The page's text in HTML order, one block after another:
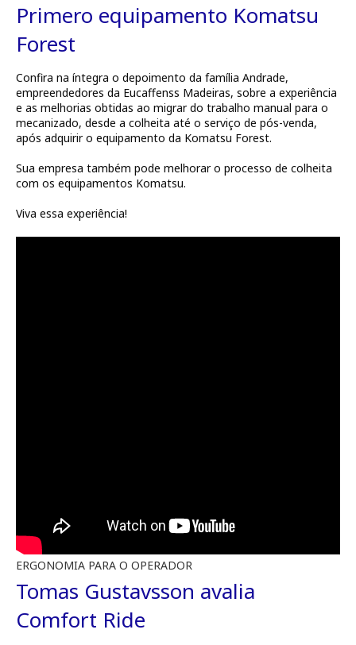
Primero equipamento Komatsu
Forest
Confira na íntegra o depoimento da família Andrade,
empreendedores da Eucaffenss Madeiras, sobre a experiência
e as melhorias obtidas ao migrar do trabalho manual para o
mecanizado, desde a colheita até o serviço de pós-venda,
após adquirir o equipamento da Komatsu Forest.
Sua empresa também pode melhorar o processo de colheita
com os equipamentos Komatsu.
Viva essa experiência!
ERGONOMIA PARA O OPERADOR
Tomas Gustavsson avalia
Comfort Ride